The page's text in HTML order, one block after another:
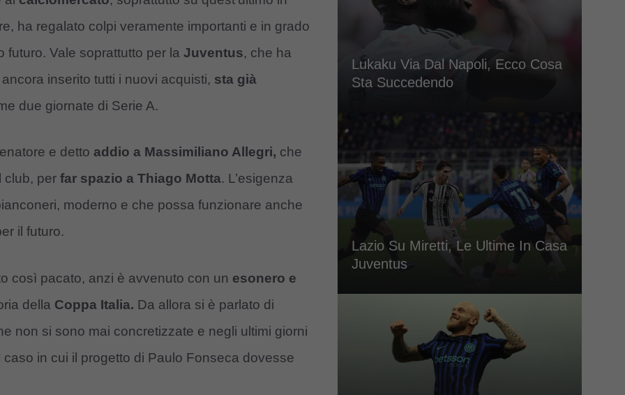
ha regalato colpi veramente importanti e in grado
futuro. Vale soprattutto per la Juventus, che ha
inserito tutti i nuovi acquisti, sta già
due giornate di Serie A.
e detto addio a Massimiliano Allegri, che
club, per far spazio a Thiago Motta. L’esigenza
moderno e che possa funzionare anche
il futuro.
così pacato, anzi è avvenuto con un esonero e
della Coppa Italia. Da allora si è parlato di
non si sono mai concretizzate e negli ultimi giorni
in cui il progetto di Paulo Fonseca dovesse
Lukaku Via Dal Napoli, Ecco Cosa
Sta Succedendo
Lazio Su Miretti, Le Ultime In Casa
Juventus